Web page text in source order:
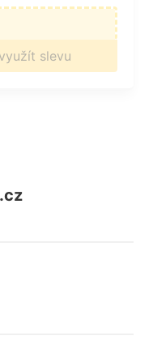
slevu